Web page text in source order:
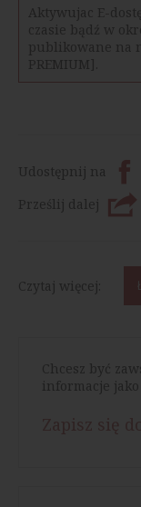
Aktywujac E-
czasie bądź w
publikowane na
PREMIUM].
Udostępnij na
Prześlij dalej
Czytaj więcej:
Chcesz być
informacje